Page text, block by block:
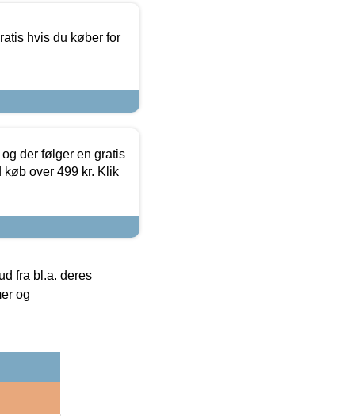
hvis du køber for
der følger en gratis
over 499 kr. Klik
fra bl.a. deres
og